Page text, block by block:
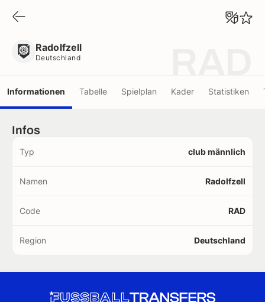
Radolfzell
Deutschland
Informationen Tabelle Spielplan Kader Statistiken
Infos
Typ club männlich
Namen Radolfzell
Code RAD
Region Deutschland